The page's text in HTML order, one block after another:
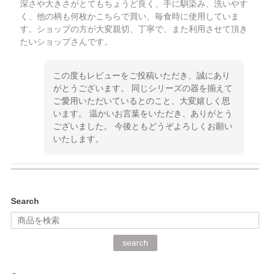
深さや大きさがとてもちょうど良く、手に馴染み、洗いやす
く、他の柄も何枚かこちらで買い、毎食時に使用していま
す。ショップの方が大変親切、丁寧で、また利用させて頂き
たいショップさんです。
この度もレビューをご投稿いただき、誠にあり
がとうございます。 同じシリーズの器を揃えて
ご愛用いただいているとのこと、大変嬉しく思
います。 温かいお言葉をいただき、ありがとう
ございました。 今後ともどうぞよろしくお願い
いたします。
深さや大きさがとてもちょうど良く、手に馴染み、洗いやす
く、他の柄も何枚かこちらで買い、毎食時に使用していま
Search
search